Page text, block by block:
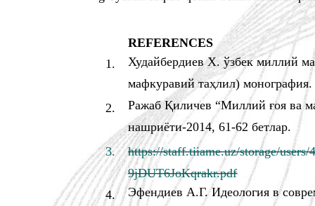
REFERENCES
1.
Худайбердиев Х. ўзбек миллий
мафкуравий таҳлил)
2.
Ражаб Қиличев “Миллий ғоя ва
нашриёти-2014, 61-62 бетлар.
3.
https://staff.tiiame.uz/storage/
9jDUT6JoKqrakr.pdf
4.
Эфендиев А.Г. Идеология в